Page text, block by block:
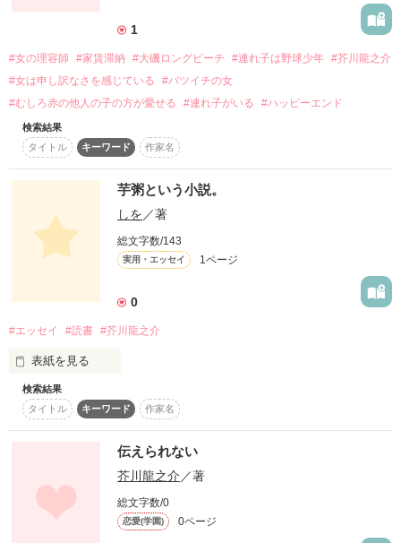
1
#女の理容師 #家賃滞納 #大磯ロングビーチ #連れ子は野球少年 #芥川龍之介
#女は申し訳なさを感じている
#バツイチの女
#むしろ赤の他人の子の方が愛せる
#連れ子がいる #ハッピーエンド
検索結果
タイトル
キーワード 作家名
芋粥という小説。
しを ／著
総文字数/143
実用・エッセイ 1ページ
0
#エッセイ #読書 #芥川龍之介
表紙を見る
芥川龍之介の「芋粥」がたまに読みたくなる話。
作品を読む
検索結果
タイトル
キーワード 作家名
伝えられない
芥川龍之介 ／著
総文字数/0
恋愛(学園) 0ページ